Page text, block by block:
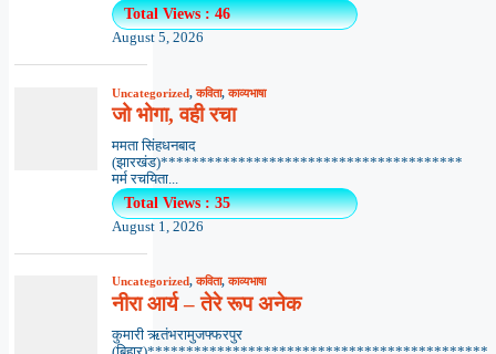
Total Views : 46
August 5, 2026
Uncategorized,कविता,काव्यभाषा
जो भोगा, वही रचा
ममता सिंहधनबाद
(झारखंड)***************************************
मर्म रचयिता...
Total Views : 35
August 1, 2026
Uncategorized,कविता,काव्यभाषा
नीरा आर्य – तेरे रूप अनेक
कुमारी ऋतंभरामुजफ्फरपुर